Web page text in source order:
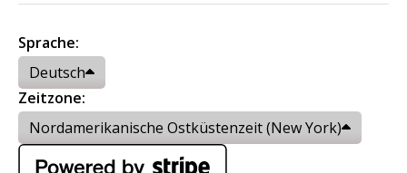
Sprache:
Deutsch
Zeitzone:
Nordamerikanische Ostküstenzeit (New York)